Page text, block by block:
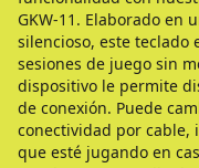
GKW-11. Elaborado en
silencioso, este teclado
sesiones de juego sin
dispositivo le permite
de conexión. Puede
conectividad por cable,
que esté jugando en